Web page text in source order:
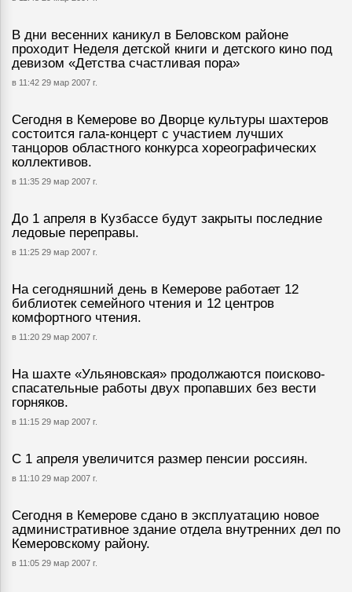
В дни весенних каникул в Беловском районе
проходит Неделя детской книги и детского кино под
девизом «Детства счастливая пора»
в 11:42 29 мар 2007 г.
Сегодня в Кемерове во Дворце культуры шахтеров
состоится гала-концерт с участием лучших
танцоров областного конкурса хореографических
коллективов.
в 11:35 29 мар 2007 г.
До 1 апреля в Кузбассе будут закрыты последние
ледовые переправы.
в 11:25 29 мар 2007 г.
На сегодняшний день в Кемерове работает 12
библиотек семейного чтения и 12 центров
комфортного чтения.
в 11:20 29 мар 2007 г.
На шахте «Ульяновская» продолжаются поисково-
спасательные работы двух пропавших без вести
горняков.
в 11:15 29 мар 2007 г.
С 1 апреля увеличится размер пенсии россиян.
в 11:10 29 мар 2007 г.
Сегодня в Кемерове сдано в эксплуатацию новое
административное здание отдела внутренних дел по
Кемеровскому району.
в 11:05 29 мар 2007 г.